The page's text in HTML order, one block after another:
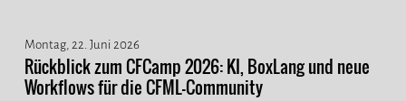
Montag, 22. Juni 2026
Rückblick zum CFCamp 2026: KI, BoxLang und neue
Workflows für die CFML-Community